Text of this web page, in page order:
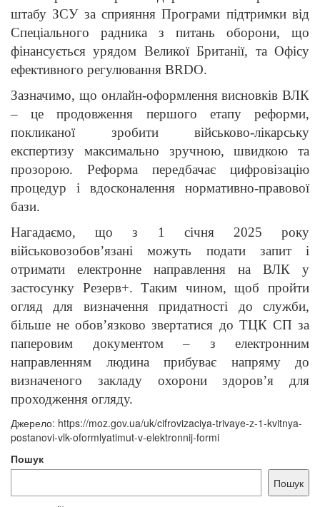
штабу ЗСУ за сприяння Програми підтримки від
Спеціального радника з питань оборони, що
фінансується урядом Великої Британії, та Офісу
ефективного регулювання BRDO.
Зазначимо, що онлайн-оформлення висновків ВЛК
– це продовження першого етапу реформи,
покликаної зробити військово-лікарську
експертизу максимально зручною, швидкою та
прозорою. Реформа передбачає цифровізацію
процедур і вдосконалення нормативно-правової
бази.
Нагадаємо, що з 1 січня 2025 року
військовозобов’язані можуть подати запит і
отримати електронне направлення на ВЛК у
застосунку Резерв+. Таким чином, щоб пройти
огляд для визначення придатності до служби,
більше не обов’язково звертатися до ТЦК СП за
паперовим документом – з електронним
направленням людина прибуває напряму до
визначеного закладу охорони здоров’я для
проходження огляду.
Джерело: https://moz.gov.ua/uk/cifrovizaciya-trivaye-z-1-kvitnya-
postanovi-vlk-oformlyatimut-v-elektronnij-formi
Пошук
Пошук